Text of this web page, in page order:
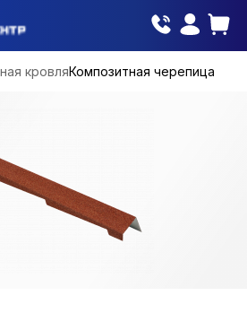
кровляКомпозитная черепица